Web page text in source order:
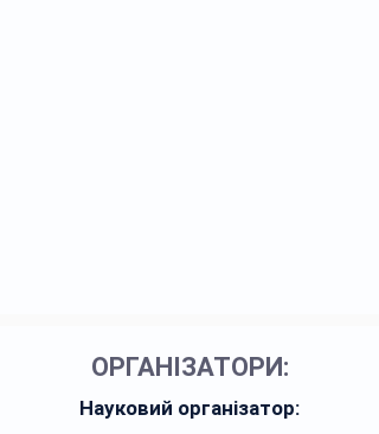
ОРГАНІЗАТОРИ:
Науковий організатор: